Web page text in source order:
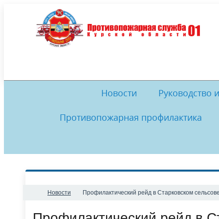
Новости Руководство
Руководство
Обеспечение пожарной безопасности
Противопожарная профилактика
Новости ​Профилактический рейд в Старковском